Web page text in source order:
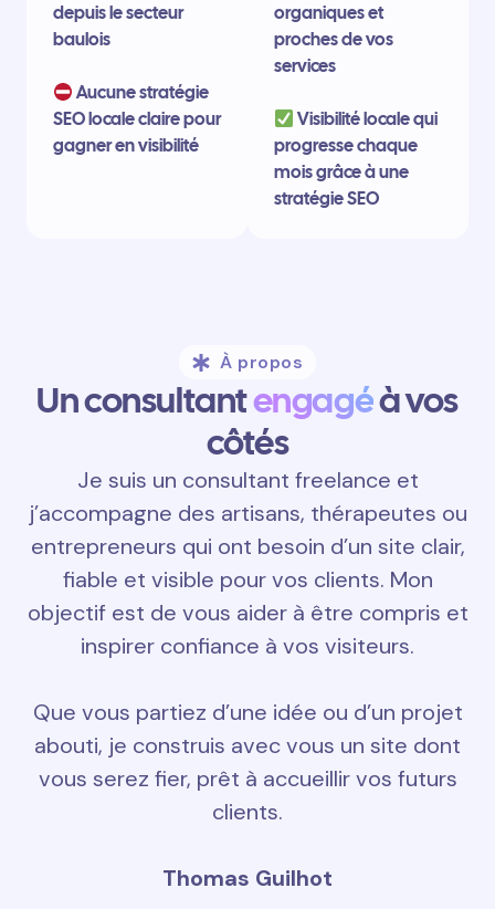
depuis le secteur
baulois
Aucune stratégie
SEO locale claire pour
gagner en visibilité
organiques et
proches de vos
services
Visibilité locale qui
progresse chaque
mois grâce à une
stratégie SEO
À propos
Un consultantengagéà vos
côtés
Je suis un consultant freelance et
j’accompagne des artisans, thérapeutes ou
entrepreneurs qui ont besoin d’un site clair,
fiable et visible pour vos clients. Mon
objectif est de vous aider à être compris et
inspirer confiance à vos visiteurs.
Que vous partiez d’une idée ou d’un projet
abouti, je construis avec vous un site dont
vous serez fier, prêt à accueillir vos futurs
clients.
Thomas Guilhot